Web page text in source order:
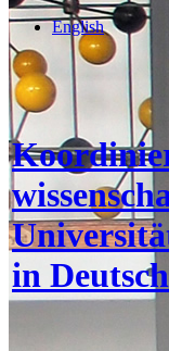
English
in